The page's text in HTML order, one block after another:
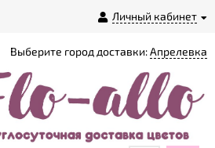
Личный кабинет
Выберите город доставки:Апрелевка